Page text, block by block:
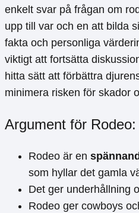
enkelt svar på frågan om
upp till var och en att bilda
fakta och personliga
viktigt att fortsätta
hitta sätt att förbättra
minimera risken för skador
Argument för Rodeo:
Rodeo är en
som hyllar det gamla
Det ger underhållning
Rodeo ger cowboys